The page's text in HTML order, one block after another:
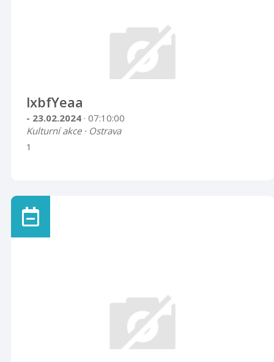
lxbfYeaa
- 23.02.2024 · 07:10:00
Kulturní akce · Ostrava
1